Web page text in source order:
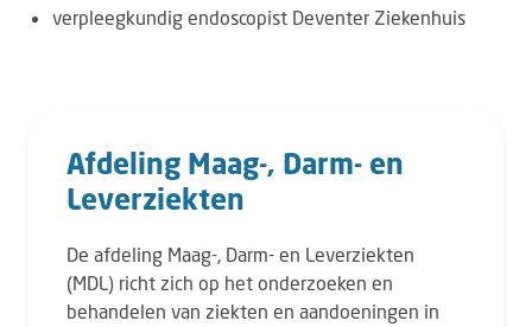
verpleegkundig endoscopist Deventer Ziekenhuis
Afdeling Maag-, Darm- en
Leverziekten
De afdeling Maag-, Darm- en Leverziekten
(MDL) richt zich op het onderzoeken en
behandelen van ziekten en aandoeningen in